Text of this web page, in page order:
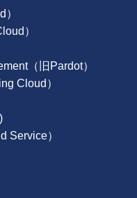
）
（旧Pardot）
Cloud）
Service）